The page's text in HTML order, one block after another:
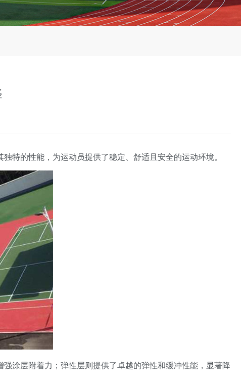
特的性能，为运动员提供了稳定、舒适且安全的运动环境。
涂层附着力；弹性层则提供了卓越的弹性和缓冲性能，显著降